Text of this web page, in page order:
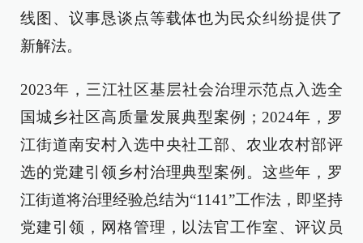
线图、议事恳谈点等载体也为民众纠纷提供了
新解法。
2023年，三江社区基层社会治理示范点入选全
国城乡社区高质量发展典型案例；2024年，罗
江街道南安村入选中央社工部、农业农村部评
选的党建引领乡村治理典型案例。这些年，罗
江街道将治理经验总结为“1141”工作法，即坚持
党建引领，网格管理，以法官工作室、评议员